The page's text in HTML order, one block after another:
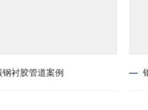
钢衬胶管道案例